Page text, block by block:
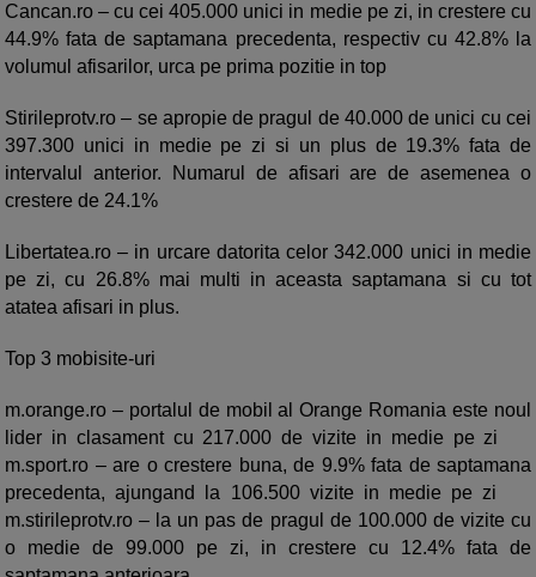
Cancan.ro – cu cei 405.000 unici in medie pe zi, in crestere cu
44.9% fata de saptamana precedenta, respectiv cu 42.8% la
volumul afisarilor, urca pe prima pozitie in top
Stirileprotv.ro – se apropie de pragul de 40.000 de unici cu cei
397.300 unici in medie pe zi si un plus de 19.3% fata de
intervalul anterior. Numarul de afisari are de asemenea o
crestere de 24.1%
Libertatea.ro – in urcare datorita celor 342.000 unici in medie
pe zi, cu 26.8% mai multi in aceasta saptamana si cu tot
atatea afisari in plus.
Top 3 mobisite-uri
m.orange.ro – portalul de mobil al Orange Romania este noul
lider in clasament cu 217.000 de vizite in medie pe zi
m.sport.ro – are o crestere buna, de 9.9% fata de saptamana
precedenta, ajungand la 106.500 vizite in medie pe zi
m.stirileprotv.ro – la un pas de pragul de 100.000 de vizite cu
o medie de 99.000 pe zi, in crestere cu 12.4% fata de